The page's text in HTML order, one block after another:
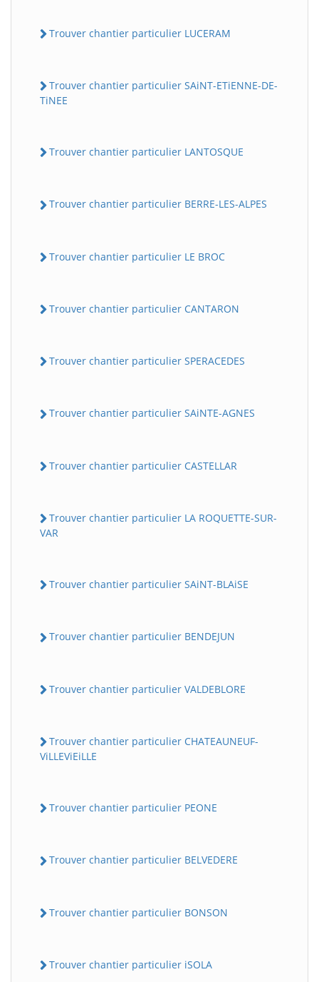
Trouver chantier particulier LUCERAM
Trouver chantier particulier SAiNT-ETiENNE-DE-
TiNEE
Trouver chantier particulier LANTOSQUE
Trouver chantier particulier BERRE-LES-ALPES
Trouver chantier particulier LE BROC
Trouver chantier particulier CANTARON
Trouver chantier particulier SPERACEDES
Trouver chantier particulier SAiNTE-AGNES
Trouver chantier particulier CASTELLAR
Trouver chantier particulier LA ROQUETTE-SUR-
VAR
Trouver chantier particulier SAiNT-BLAiSE
Trouver chantier particulier BENDEJUN
Trouver chantier particulier VALDEBLORE
Trouver chantier particulier CHATEAUNEUF-
ViLLEViEiLLE
Trouver chantier particulier PEONE
Trouver chantier particulier BELVEDERE
Trouver chantier particulier BONSON
Trouver chantier particulier iSOLA